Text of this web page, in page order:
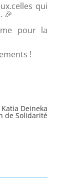
qui
🎉
pour la
!
Katia Deineka
de Solidarité